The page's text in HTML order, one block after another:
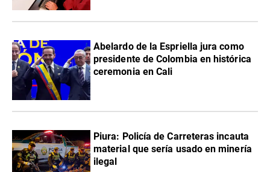
Abelardo de la Espriella jura como
presidente de Colombia en histórica
ceremonia en Cali
Piura: Policía de Carreteras incauta
material que sería usado en minería
ilegal